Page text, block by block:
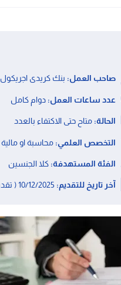
صاحب العمل: بنك كريدى اجريكول
عدد ساعات العمل: دوام كامل
الحالة: متاح حتى الاكتفاء بالعدد
التخصص العلمي: محاسبة او مالية
الفئة المستهدفة: كلا الجنسين
آخر تاريخ للتقديم: